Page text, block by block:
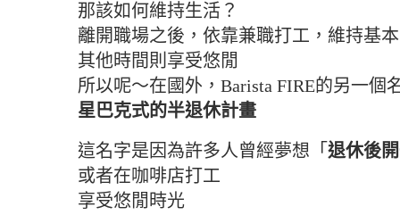
那該如何維持生活？
離開職場之後，依靠兼職打工，維持基
其他時間則享受悠閒
所以呢～在國外，Barista FIRE的另一個
星巴克式的半退休計畫
這名字是因為許多人曾經夢想「 退休後
或者在咖啡店打工
享受悠閒時光